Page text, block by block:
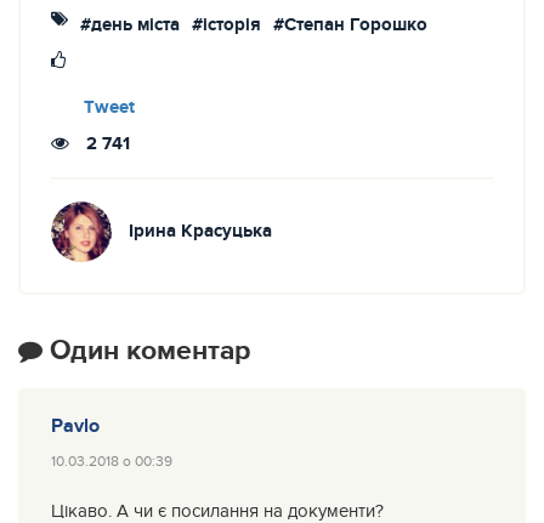
#день міста #історія #Степан Горошко
Tweet
2 741
Ірина Красуцька
Один коментар
Pavlo
10.03.2018 о 00:39
Цікаво. А чи є посилання на документи?